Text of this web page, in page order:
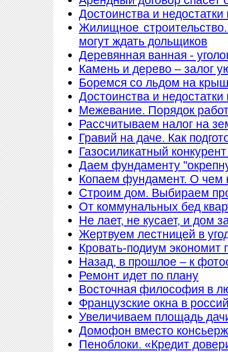
Достоинства и
Жилищное
могут ждать дольщиков
Деревянная ванная -
Камень и дерево – залог
Боремся со льдом на
Достоинства и
Межевание. Порядок
Рассчитываем налог на
Гравий на даче. Как
Газосиликатный
Даем фундаменту
Копаем фундамент. О чем
Строим дом. Выбираем
От коммунальных бед
Не лает, не кусает, и дом
Жертвуем лестницей в
Кровать-подиум экономит
Назад, в прошлое – к
Ремонт идет по плану
Восточная философия в
Французские окна в
Увеличиваем площадь
Домофон вместо
Пеноблоки. «Кредит